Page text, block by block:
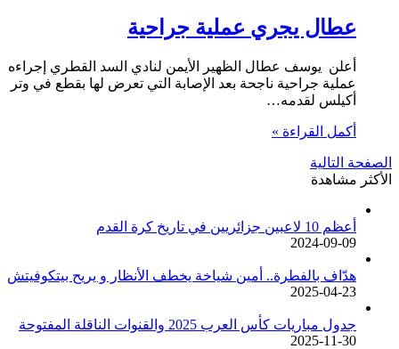
عطال يجري عملية جراحية
أعلن يوسف عطال الظهير الأيمن لنادي السد القطري إجراءه
عملية جراحية ناجحة بعد الإصابة التي تعرض لها بقطع في وتر
أكيلس لقدمه…
أكمل القراءة »
الصفحة التالية
الأكثر مشاهدة
أعظم 10 لاعبين جزائريين في تاريخ كرة القدم
2024-09-09
هدّاف بالفطرة.. أمين شياخة يخطف الأنظار و يريح بيتكوفيتش
2025-04-23
جدول مباريات كأس العرب 2025 والقنوات الناقلة المفتوحة
2025-11-30